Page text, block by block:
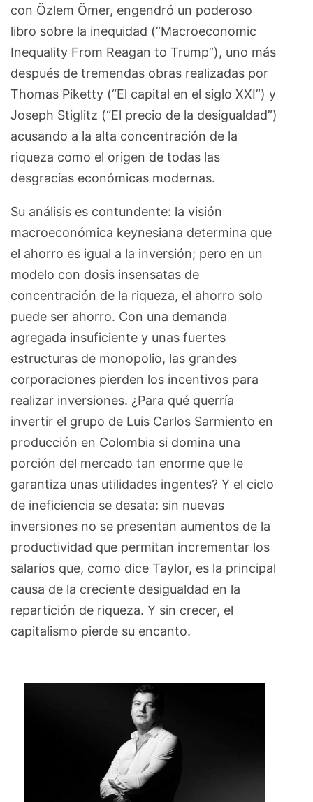
con Özlem Ömer, engendró un poderoso
libro sobre la inequidad (“Macroeconomic
Inequality From Reagan to Trump”), uno más
después de tremendas obras realizadas por
Thomas Piketty (“El capital en el siglo XXI”) y
Joseph Stiglitz (“El precio de la desigualdad”)
acusando a la alta concentración de la
riqueza como el origen de todas las
desgracias económicas modernas.
Su análisis es contundente: la visión
macroeconómica keynesiana determina que
el ahorro es igual a la inversión; pero en un
modelo con dosis insensatas de
concentración de la riqueza, el ahorro solo
puede ser ahorro. Con una demanda
agregada insuficiente y unas fuertes
estructuras de monopolio, las grandes
corporaciones pierden los incentivos para
realizar inversiones. ¿Para qué querría
invertir el grupo de Luis Carlos Sarmiento en
producción en Colombia si domina una
porción del mercado tan enorme que le
garantiza unas utilidades ingentes? Y el ciclo
de ineficiencia se desata: sin nuevas
inversiones no se presentan aumentos de la
productividad que permitan incrementar los
salarios que, como dice Taylor, es la principal
causa de la creciente desigualdad en la
repartición de riqueza. Y sin crecer, el
capitalismo pierde su encanto.